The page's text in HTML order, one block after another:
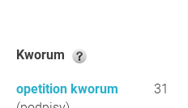
Kworum
opetition kworum
31